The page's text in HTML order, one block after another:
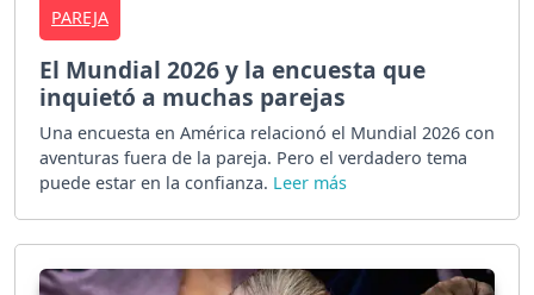
PAREJA
El Mundial 2026 y la encuesta que
inquietó a muchas parejas
Una encuesta en América relacionó el Mundial 2026 con
aventuras fuera de la pareja. Pero el verdadero tema
puede estar en la confianza.